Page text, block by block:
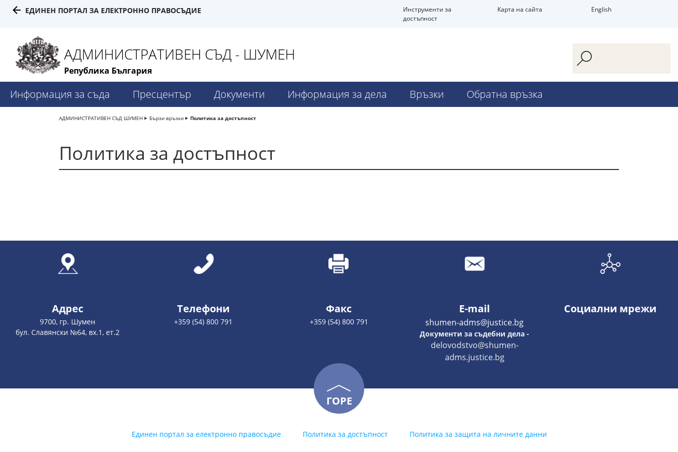
ЕДИНЕН ПОРТАЛ ЗА ЕЛЕКТРОННО ПРАВОСЪДИЕ
Инструменти за
достъпност
Карта на сайта English
АДМИНИСТРАТИВЕН СЪД - ШУМЕН
Република България
Информация за съда Пресцентър Документи Информация за дела Връзки Обратна връзка
АДМИНИСТРАТИВЕН СЪД ШУМЕН Бързи връзки Политика за достъпност
Политика за достъпност
Адрес
9700, гр. Шумен
бул. Славянски №64, вх.1, ет.2
Телефони
+359 (54) 800 791
Факс
+359 (54) 800 791
E-mail
shumen-adms@justice.bg
Документи за съдебни дела -
delovodstvo@shumen-
adms.justice.bg
Социални мрежи
ГОРЕ
Единен портал за електронно правосъдие Политика за достъпност Политика за защита на личните данни